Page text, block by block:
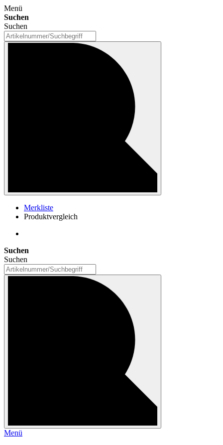
Menü
Suchen
Suchen
Merkliste
Produktvergleich
Suchen
Suchen
Menü